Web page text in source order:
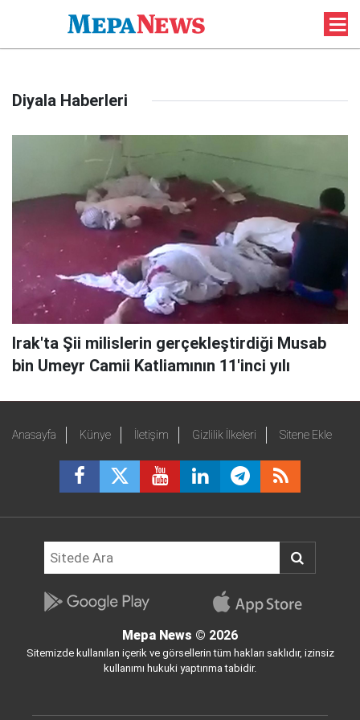
Diyala Haberleri
Irak'ta Şii milislerin gerçekleştirdiği Musab
bin Umeyr Camii Katliamının 11'inci yılı
Anasayfa Künye İletişim Gizlilik İlkeleri Sitene Ekle
Mepa News © 2026
Sitemizde kullanılan içerik ve görsellerin tüm hakları saklıdır, izinsiz
kullanımı hukuki yaptırıma tabidir.